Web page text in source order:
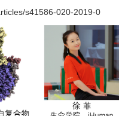
s41586-020-2019-0